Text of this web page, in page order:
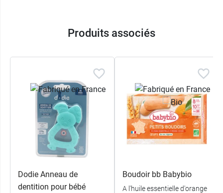
Produits associés
Dodie Anneau de
dentition pour bébé
Boudoir bb Babybio
A l'huile essentielle d'orange